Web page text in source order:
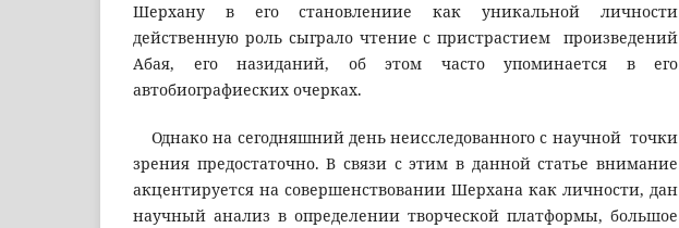
Шерхану в его становлениие как уникальной личности
действенную роль сыграло чтение с пристрастием произведений
Абая, его назиданий, об этом часто упоминается в его
автобиографиеских очерках.
Однако на сегодняшний день неисследованного с научной точки
зрения предостаточно. В связи с этим в данной статье внимание
акцентируется на совершенствовании Шерхана как личности, дан
научный анализ в определении творческой платформы, большое